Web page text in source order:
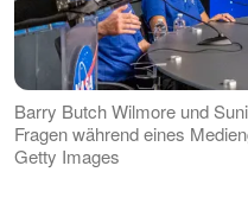
Barry Butch Wilmore und
Fragen während eines
Getty Images